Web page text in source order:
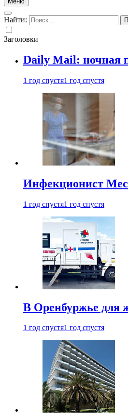
Найти:
Заголовки
Daily Mail: ночная
1 год спустя1 год спустя
Инфекционист
1 год спустя1 год спустя
В Оренбуржье для
1 год спустя1 год спустя